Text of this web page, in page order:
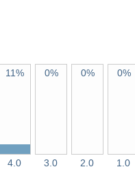
11%
4.0
0%
3.0
0%
2.0
0%
1.0